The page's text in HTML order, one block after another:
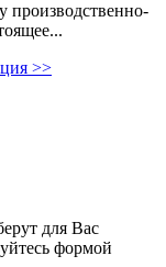
производственно-
>>
для Вас
формой